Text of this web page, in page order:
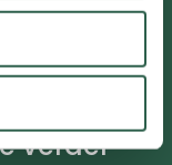
verder